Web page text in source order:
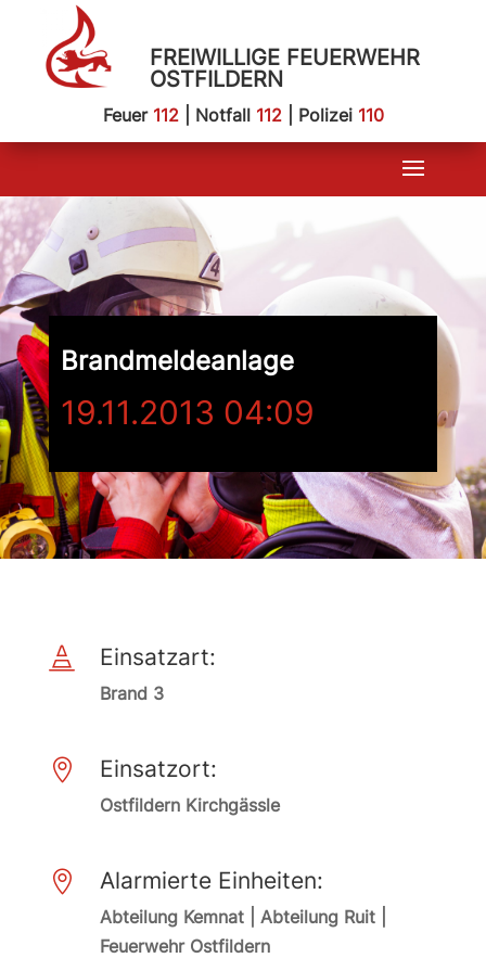
FREIWILLIGE FEUERWEHR
OSTFILDERN
Feuer 112| Notfall 112| Polizei 110
Brandmeldeanlage
19.11.2013 04:09
 Einsatzart:
Brand 3
 Einsatzort:
Ostfildern Kirchgässle
 Alarmierte Einheiten:
Abteilung Kemnat | Abteilung Ruit |
Feuerwehr Ostfildern